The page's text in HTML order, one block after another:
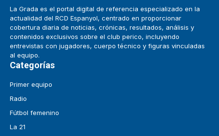
La Grada es el portal digital de referencia especializado en la
actualidad del RCD Espanyol, centrado en proporcionar
cobertura diaria de noticias, crónicas, resultados, análisis y
contenidos exclusivos sobre el club perico, incluyendo
entrevistas con jugadores, cuerpo técnico y figuras vinculadas
al equipo.
Categorías
Primer equipo
Radio
Fútbol femenino
La 21